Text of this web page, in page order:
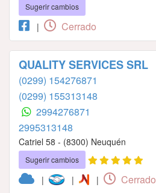
Sugerir cambios
| Cerrado
QUALITY SERVICES SRL
(0299) 154276871
(0299) 155313148
2994276871
2995313148
Catriel 58 - (8300) Neuquén
Sugerir cambios
| | | Cerrado